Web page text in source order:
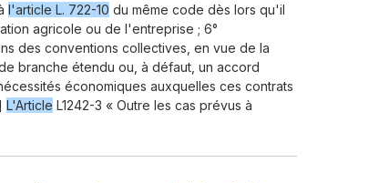
l'article L. 722-10 du même code dès lors qu'il
agricole ou de l'entreprise ; 6°
des conventions collectives, en vue de la
branche étendu ou, à défaut, un accord
économiques auxquelles ces contrats
L'Article L1242-3 « Outre les cas prévus à